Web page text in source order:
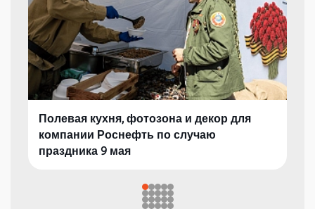
Полевая кухня, фотозона и декор для
компании Роснефть по случаю
праздника 9 мая